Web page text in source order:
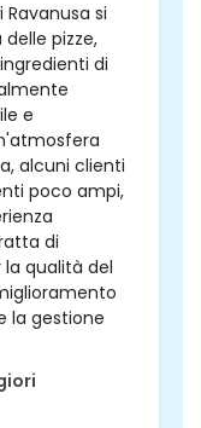
Ravanusa si
pizze,
di
e
alcuni clienti
poco ampi,
di
qualità del
la gestione